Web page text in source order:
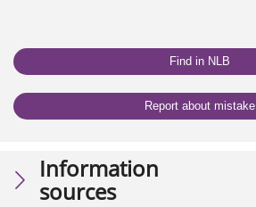
Find in NLB
Report about mistake
Information
sources